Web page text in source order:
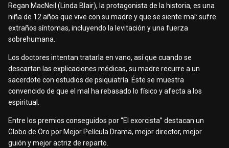
Regan MacNeil (Linda Blair), la protagonista de la historia, es una
niña de 12 años que vive con su madre y que se siente mal: sufre
extraños síntomas, incluyendo la levitación y una fuerza
sobrehumana.
Los doctores intentan tratarla en vano, así que cuando se
descartan las explicaciones médicas, su madre recurre a un
sacerdote con estudios de psiquiatría. Éste se muestra
convencido de que el mal ha rebasado lo físico y afecta a los
espiritual.
Entre los premios conseguidos por “El exorcista” destacan un
Globo de Oro por Mejor Película Drama, mejor director, mejor
guión y mejor actriz de reparto.